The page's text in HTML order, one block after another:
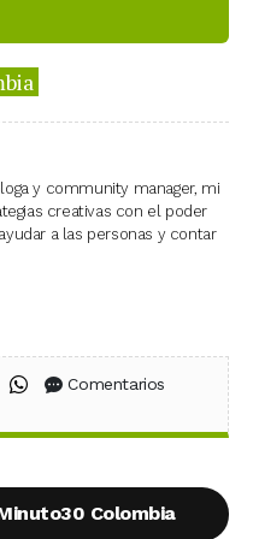
y community manager, mi
creativas con el poder
a las personas y contar
en Facebook
en X (Twitter)
Compartir en WhatsApp
Comentarios
Colombia